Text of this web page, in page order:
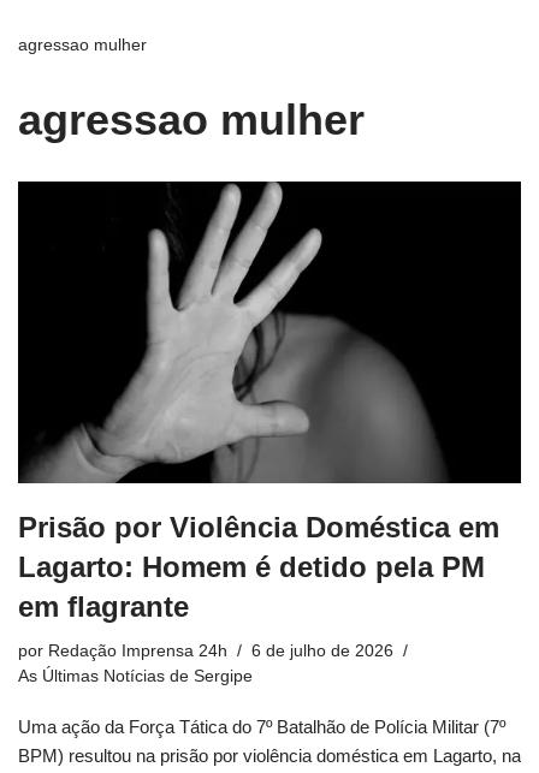
agressao mulher
agressao mulher
Prisão por Violência Doméstica em
Lagarto: Homem é detido pela PM
em flagrante
por Redação Imprensa 24h
6 de julho de 2026
As Últimas Notícias de Sergipe
Uma ação da Força Tática do 7º Batalhão de Polícia Militar (7º
BPM) resultou na prisão por violência doméstica em Lagarto, na